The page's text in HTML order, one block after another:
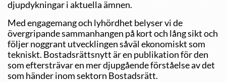
djupdykningar i aktuella ämnen.
Med engagemang och lyhördhet belyser vi de
övergripande sammanhangen på kort och lång sikt och
följer noggrant utvecklingen såväl ekonomiskt som
tekniskt. Bostadsrättsnytt är en publikation för den
som eftersträvar en mer djupgående förståelse av det
som händer inom sektorn Bostadsrätt.